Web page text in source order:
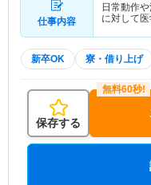
仕事内容
日常動作
に対して
新卒OK 寮・借り上げ
保存する